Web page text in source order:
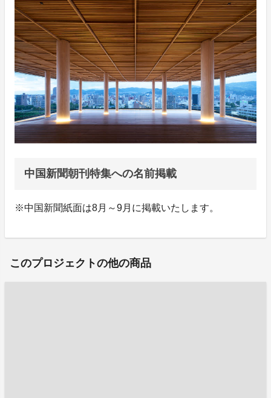
中国新聞朝刊特集への名前掲載
※中国新聞紙面は8月～9月に掲載いたします。
このプロジェクトの他の商品